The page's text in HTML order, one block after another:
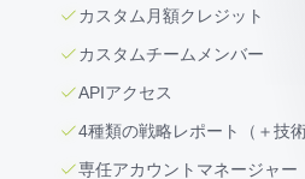
カスタム月額クレジット
カスタムチームメンバー
APIアクセス
4種類の戦略レポート（＋技
専任アカウントマネージャー